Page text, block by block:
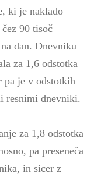
ki je naklado
90 tisoč
dan. Dnevniku
za 1,6 odstotka
pa je v odstotkih
resnimi dnevniki.
za 1,8 odstotka
pa preseneča
in sicer z